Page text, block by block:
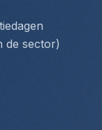
de sector)